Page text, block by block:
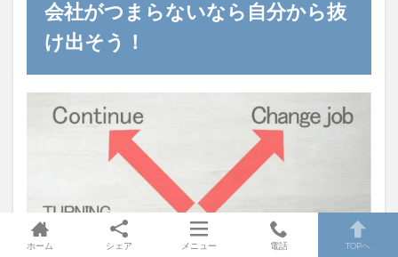
会社がつまらないなら自分から抜
け出そう！
ホーム シェア メニュー 電話 TOPへ